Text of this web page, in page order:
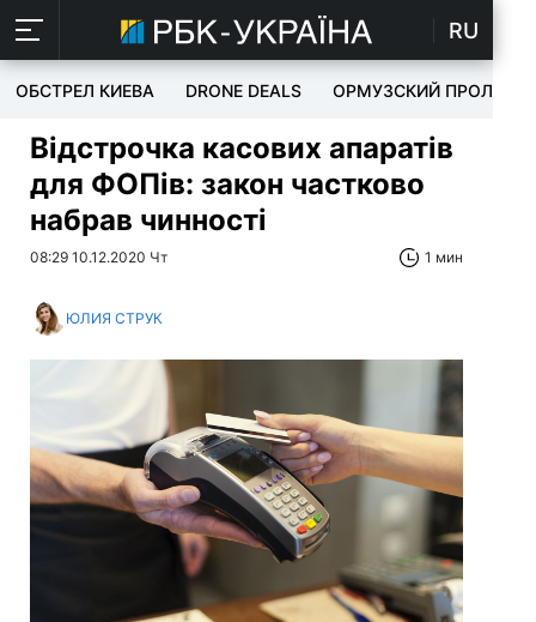
RU
ОБСТРЕЛ КИЕВА DRONE DEALS ОРМУЗСКИЙ ПРОЛИВ
Відстрочка касових апаратів
для ФОПів: закон частково
набрав чинності
08:29 10.12.2020 Чт 1 мин
ЮЛИЯ СТРУК